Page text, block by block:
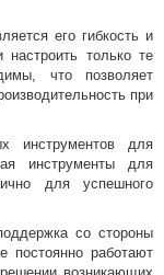
его гибкость и
только те
что позволяет
при
инструментов для
инструменты для
для успешного
со стороны
постоянно работают